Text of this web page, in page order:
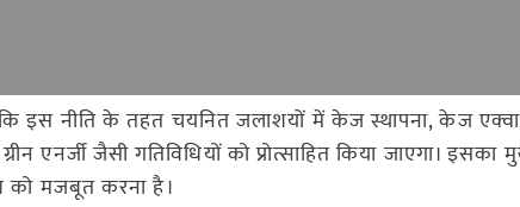
कि इस नीति के तहत चयनित जलाशयों में केज स्थापना, केज
एनर्जी जैसी गतिविधियों को प्रोत्साहित किया जाएगा। इसका
को मजबूत करना है।